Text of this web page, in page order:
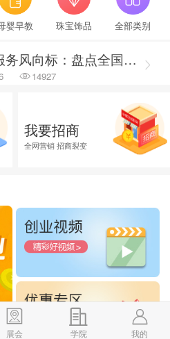
展会 学院 我的
婴早教 珠宝饰品 全部类别
2026招商服务行业转型：新势力崛起与标杆企业引领，从区域到全国的发展新路径
69465
2026招商服务风向标：盘点全国头部机构与实战派专家
14927
2026融资服务行业调研出炉：聚焦合规治理 筑牢企业融资安全防线
2026融资服务行业调研：破解供需错位难题 提升企业融资落地效能
26029
我要招商
全网营销 招商裂变